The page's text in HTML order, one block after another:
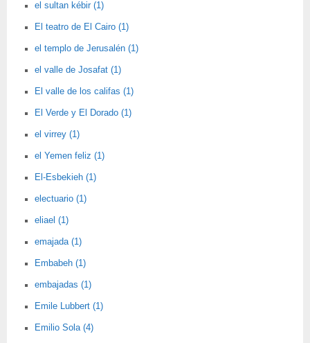
el sultan kébir (1)
El teatro de El Cairo (1)
el templo de Jerusalén (1)
el valle de Josafat (1)
El valle de los califas (1)
El Verde y El Dorado (1)
el virrey (1)
el Yemen feliz (1)
El-Esbekieh (1)
electuario (1)
eliael (1)
emajada (1)
Embabeh (1)
embajadas (1)
Emile Lubbert (1)
Emilio Sola (4)